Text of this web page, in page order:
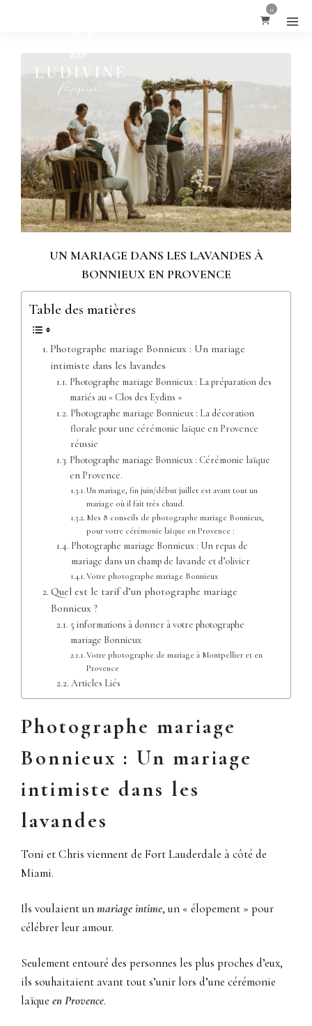
0
UN MARIAGE DANS LES LAVANDES À
BONNIEUX EN PROVENCE
Table des matières
Photographe mariage Bonnieux : Un mariage
intimiste dans les lavandes
Photographe mariage Bonnieux : La préparation des
mariés au « Clos des Eydins »
Photographe mariage Bonnieux : La décoration
florale pour une cérémonie laïque en Provence
réussie
Photographe mariage Bonnieux : Cérémonie laïque
en Provence.
Un mariage, fin juin/début juillet est avant tout un
mariage où il fait très chaud.
Mes 8 conseils de photographe mariage Bonnieux,
pour votre cérémonie laïque en Provence :
Photographe mariage Bonnieux : Un repas de
mariage dans un champ de lavande et d’olivier
Votre photographe mariage Bonnieux
Quel est le tarif d’un photographe mariage
Bonnieux ?
5 informations à donner à votre photographe
mariage Bonnieux
Votre photographe de mariage à Montpellier et en
Provence
Articles Liés
Photographe mariage
Bonnieux : Un mariage
intimiste dans les
lavandes
Toni et Chris viennent de Fort Lauderdale à côté de
Miami.
Ils voulaient unmariage intime, un « élopement » pour
célébrer leur amour.
Seulement entouré des personnes les plus proches d’eux,
ils souhaitaient avant tout s’unir lors d’une cérémonie
laïque en Provence.